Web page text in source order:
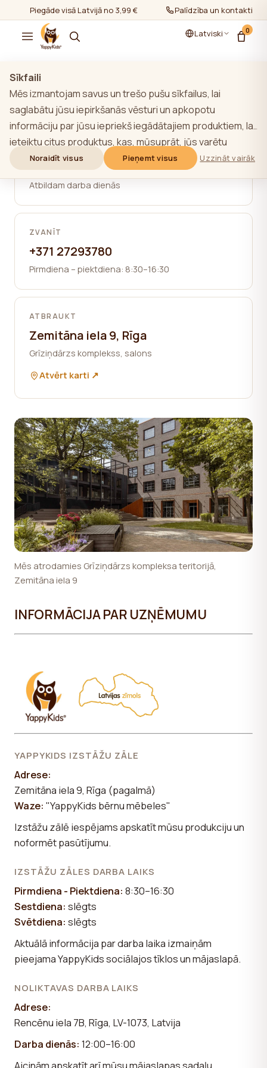
Piegāde visā Latvijā no 3,99 € Palīdzība un kontakti
Latviski 0
Kontakti
RAKSTĪT
sales@yappy.lv
Atbildam darba dienās
ZVANĪT
+371 27293780
Pirmdiena – piektdiena: 8:30–16:30
ATBRAUKT
Zemitāna iela 9, Rīga
Grīziņdārzs komplekss, salons
Atvērt karti ↗
Mēs atrodamies Grīziņdārzs kompleksa teritorijā,
Zemitāna iela 9
INFORMĀCIJA PAR UZŅĒMUMU
YAPPYKIDS IZSTĀŽU ZĀLE
Adrese:
Zemitāna iela 9, Rīga (pagalmā)
Waze: "YappyKids bērnu mēbeles"
Izstāžu zālē iespējams apskatīt mūsu produkciju un
noformēt pasūtījumu.
IZSTĀŽU ZĀLES DARBA LAIKS
Pirmdiena - Piektdiena: 8:30–16:30
Sestdiena: slēgts
Svētdiena: slēgts
Aktuālā informācija par darba laika izmaiņām
pieejama YappyKids sociālajos tīklos un mājaslapā.
NOLIKTAVAS DARBA LAIKS
Adrese:
Rencēnu iela 7B, Rīga, LV-1073, Latvija
Darba dienās: 12:00–16:00
Aicinām apskatīt arī mūsu mājaslapas sadaļu
Sīkfaili
Mēs izmantojam savus un trešo pušu sīkfailus, lai
saglabātu jūsu iepirkšanās vēsturi un apkopotu
informāciju par jūsu iepriekš iegādātajiem produktiem, lai
ieteiktu citus produktus, kas, mūsuprāt, jūs varētu
interesēt. Lai uzzinātu vairāk par mūsu sīkfailu politiku,
noklikšķiniet uz pogas "Uzzināt vairāk". Jūs varat piekrist
visām sīkdatnēm, noklikšķinot uz pogas "Pieņemt visas",
vai noraidīt tās, noklikšķinot uz pogas "Noraidīt visas". Ja
vietnes lietotājs noklikšķina uz pogas "Noraidīt visus",
vietnē tiek saglabātas vietnes darbībai nepieciešamās
tehniskās sīkdatnes, kuru izmantošanai nav
nepieciešama lietotāja piekrišana.
Noraidīt visus Pieņemt visus Uzzināt vairāk